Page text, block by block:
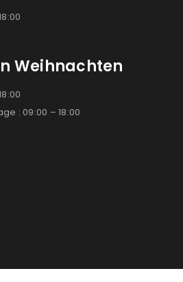
Weihnachten
: 09:00 – 18:00